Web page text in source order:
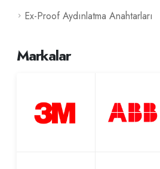
Ex-Proof Aydınlatma Anahtarları
Markalar